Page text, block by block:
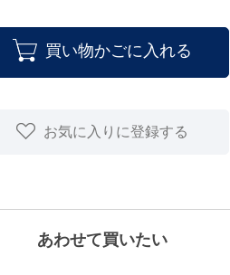
買い物かごに入れる
お気に入りに登録する
あわせて買いたい